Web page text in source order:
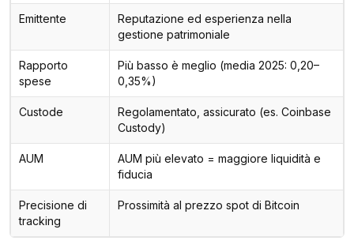
Emittente
Reputazione ed esperienza nella
gestione patrimoniale
Rapporto
spese
Più basso è meglio (media 2025: 0,20–
0,35%)
Custode
Regolamentato, assicurato (es. Coinbase
Custody)
AUM
AUM più elevato = maggiore liquidità e
fiducia
Precisione di
tracking
Prossimità al prezzo spot di Bitcoin